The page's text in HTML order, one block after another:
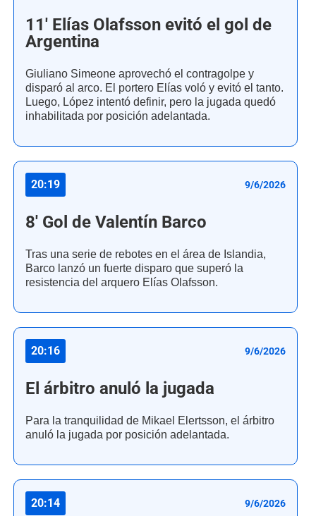
11' Elías Olafsson evitó el gol de
Argentina
Giuliano Simeone aprovechó el contragolpe y
disparó al arco. El portero Elías voló y evitó el tanto.
Luego, López intentó definir, pero la jugada quedó
inhabilitada por posición adelantada.
20:19 9/6/2026
8' Gol de Valentín Barco
Tras una serie de rebotes en el área de Islandia,
Barco lanzó un fuerte disparo que superó la
resistencia del arquero Elías Olafsson.
20:16 9/6/2026
El árbitro anuló la jugada
Para la tranquilidad de Mikael Elertsson, el árbitro
anuló la jugada por posición adelantada.
20:14 9/6/2026